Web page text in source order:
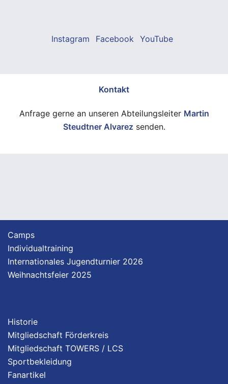
Instagram Facebook YouTube
Kontakt
Anfrage gerne an unseren Abteilungsleiter Martin
Steudtner Alvarez senden.
Camps
Individualtraining
Internationales Jugendturnier 2026
Weihnachtsfeier 2025
Historie
Mitgliedschaft Förderkreis
Mitgliedschaft TOWERS / LCS
Sportbekleidung
Fanartikel